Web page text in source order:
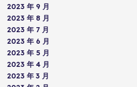
2023 年 9 月
2023 年 8 月
2023 年 7 月
2023 年 6 月
2023 年 5 月
2023 年 4 月
2023 年 3 月